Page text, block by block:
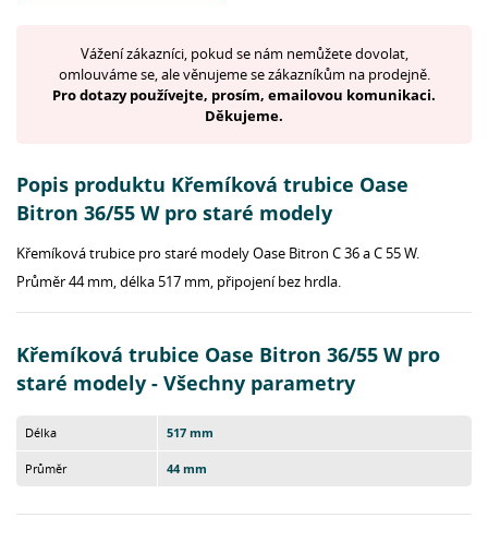
Vážení zákazníci, pokud se nám nemůžete dovolat,
omlouváme se, ale věnujeme se zákazníkům na prodejně.
Pro dotazy používejte, prosím, emailovou komunikaci.
Děkujeme.
Popis produktu Křemíková trubice Oase
Bitron 36/55 W pro staré modely
Křemíková trubice pro staré modely Oase Bitron C 36 a C 55 W.
Průměr 44 mm, délka 517 mm, připojení bez hrdla.
Křemíková trubice Oase Bitron 36/55 W pro
staré modely - Všechny parametry
Délka 517 mm
Průměr 44 mm